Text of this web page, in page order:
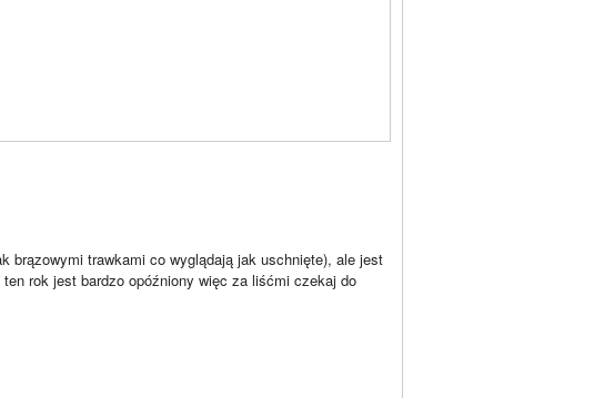
trawkami co wyglądają jak uschnięte), ale jest
rok jest bardzo opóźniony więc za liśćmi czekaj do